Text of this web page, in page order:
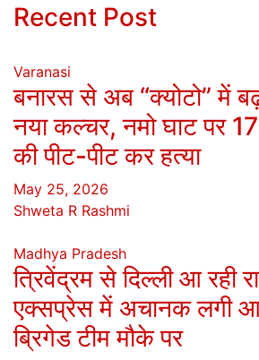
Recent Post
Varanasi
बनारस से अब “क्योटो” में
नया कल्चर, नमो घाट पर
की पीट-पीट कर हत्या
May 25, 2026
Shweta R Rashmi
Madhya Pradesh
त्रिवेंद्रम से दिल्ली आ रही
एक्सप्रेस में अचानक लगी
ब्रिगेड टीम मौके पर